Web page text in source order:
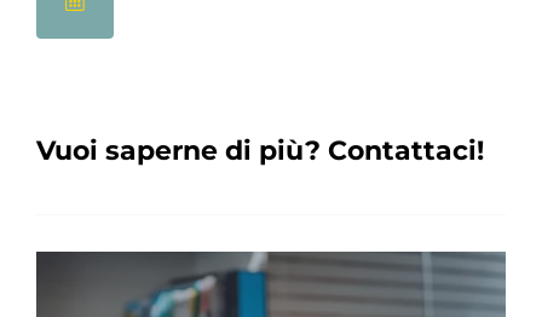
Vuoi saperne di più? Contattaci!